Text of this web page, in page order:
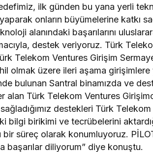
ilk günden bu yana yerli
onların büyümelerine katkı
alanındaki başarılarını
destek veriyoruz. Türk
Telekom Ventures Girişim
olmak üzere ileri aşama girişimlere
bulunan Santral binamızda ve
alan Türk Telekom Ventures
destekleri Türk Telekom
bilgi birikimi ve tecrübelerini
süreç olarak konumluyoruz.
başarılar diliyorum” diye konuştu.